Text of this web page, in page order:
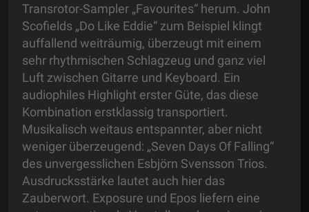
Transrotor-Sampler „Favourites“ herum. John
Scofields „Do Like Eddie“ zum Beispiel klingt
auffallend weiträumig, überzeugt mit einem
sehr rhythmischen Schlagzeug und ganz viel
Luft zwischen Gitarre und Keyboard. Ein
audiophiles Highlight erster Güte, das diese
Kombination erstklassig transportiert.
Musikalisch weitaus entspannter, aber nicht
weniger überzeugend: „Seven Days Of Falling“
des unvergesslichen Esbjörn Svensson Trios.
Ausdrucksstärke lautet auch hier das
Zauberwort. Exposure und Epos liefern eine